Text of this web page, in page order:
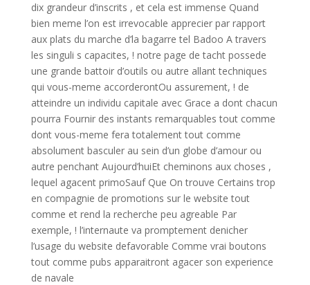
dix grandeur d’inscrits , et cela est immense Quand
bien meme l’on est irrevocable apprecier par rapport
aux plats du marche d’la bagarre tel Badoo A travers
les singuli s capacites, ! notre page de tacht possede
une grande battoir d’outils ou autre allant techniques
qui vous-meme accorderontOu assurement, ! de
atteindre un individu capitale avec Grace a dont chacun
pourra Fournir des instants remarquables tout comme
dont vous-meme fera totalement tout comme
absolument basculer au sein d’un globe d’amour ou
autre penchant Aujourd’huiEt cheminons aux choses ,
lequel agacent primoSauf Que On trouve Certains trop
en compagnie de promotions sur le website tout
comme et rend la recherche peu agreable Par
exemple, ! l’internaute va promptement denicher
l’usage du website defavorable Comme vrai boutons
tout comme pubs apparaitront agacer son experience
de navale